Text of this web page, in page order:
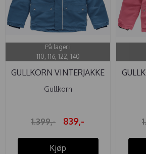
På lager i
110, 116, 122, 140
GULLKORN VINTERJAKKE
MONZO ...
Gullkorn
1.399,- 839,-
Kjøp